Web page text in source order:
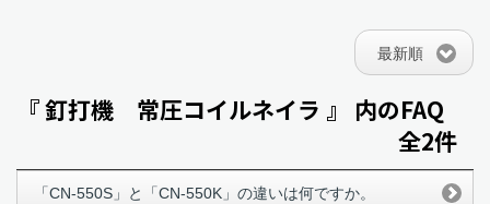
最新順
『 釘打機 常圧コイルネイラ 』 内のFAQ
全2件
「CN-550S」と「CN-550K」の違いは何ですか。